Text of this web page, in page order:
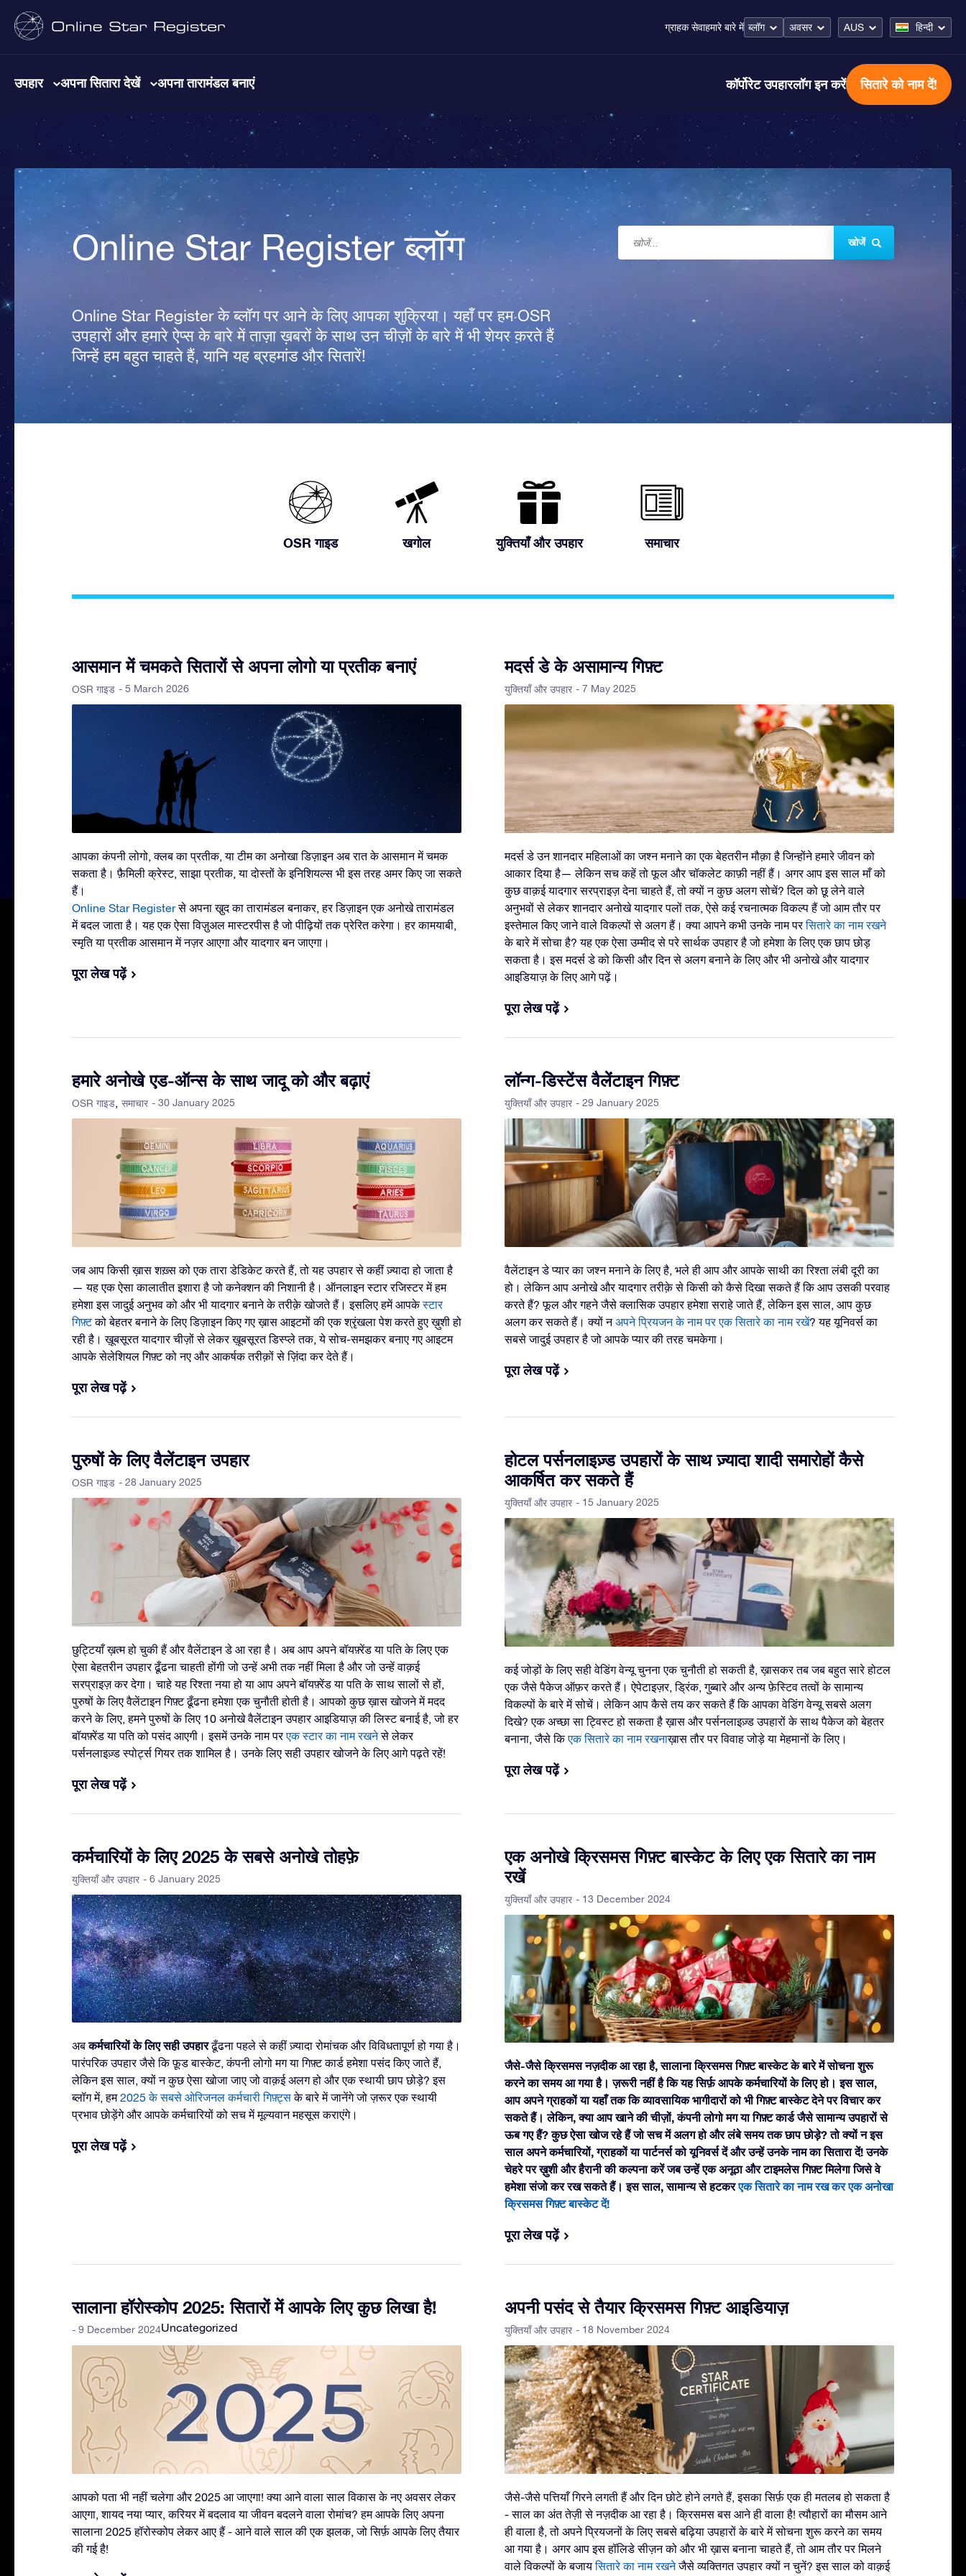
ग्राहक सेवाहमारे बारे में ब्लॉग अवसर AUS हिन्दी
उपहार अपना सितारा देखें अपना तारामंडल बनाएं कॉर्पोरेट उपहारलॉग इन करें सितारे को नाम दें!
Online Star Register ब्लॉग
Online Star Register के ब्लॉग पर आने के लिए आपका शुक्रिया। यहाँ पर हम OSR
उपहारों और हमारे ऐप्स के बारे में ताज़ा ख़बरों के साथ उन चीज़ों के बारे में भी शेयर करते हैं
जिन्हें हम बहुत चाहते हैं, यानि यह ब्रहमांड और सितारें!
खोजें
OSR गाइड खगोल युक्तियाँ और उपहार समाचार
आसमान में चमकते सितारों से अपना लोगो या प्रतीक बनाएं
OSR गाइड - 5 March 2026
आपका कंपनी लोगो, क्लब का प्रतीक, या टीम का अनोखा डिज़ाइन अब रात के आसमान में चमक
सकता है। फ़ैमिली क्रेस्ट, साझा प्रतीक, या दोस्तों के इनिशियल्स भी इस तरह अमर किए जा सकते
हैं।
Online Star Registerसे अपना खु़द का तारामंडल बनाकर, हर डिज़ाइन एक अनोखे तारामंडल
में बदल जाता है। यह एक ऐसा विज़ुअल मास्टरपीस है जो पीढ़ियों तक प्रेरित करेगा। हर कामयाबी,
स्मृति या प्रतीक आसमान में नज़र आएगा और यादगार बन जाएगा।
पूरा लेख पढ़ें
मदर्स डे के असामान्य गिफ़्ट
युक्तियाँ और उपहार - 7 May 2025
मदर्स डे उन शानदार महिलाओं का जश्न मनाने का एक बेहतरीन मौक़ा है जिन्होंने हमारे जीवन को
आकार दिया है— लेकिन सच कहें तो फूल और चॉकलेट काफ़ी नहीं हैं। अगर आप इस साल माँ को
कुछ वाक़ई यादगार सरप्राइज़ देना चाहते हैं, तो क्यों न कुछ अलग सोचें? दिल को छू लेने वाले
अनुभवों से लेकर शानदार अनोखे यादगार पलों तक, ऐसे कई रचनात्मक विकल्प हैं जो आम तौर पर
इस्तेमाल किए जाने वाले विकल्पों से अलग हैं। क्या आपने कभी उनके नाम परसितारे का नाम रखने
के बारे में सोचा है? यह एक ऐसा उम्मीद से परे सार्थक उपहार है जो हमेशा के लिए एक छाप छोड़
सकता है। इस मदर्स डे को किसी और दिन से अलग बनाने के लिए और भी अनोखे और यादगार
आइडियाज़ के लिए आगे पढ़ें।
पूरा लेख पढ़ें
हमारे अनोखे एड-ऑन्स के साथ जादू को और बढ़ाएं
OSR गाइड समाचार - 30 January 2025
जब आप किसी ख़ास शख़्स को एक तारा डेडिकेट करते हैं, तो यह उपहार से कहीं ज़्यादा हो जाता है
— यह एक ऐसा कालातीत इशारा है जो कनेक्शन की निशानी है। ऑनलाइन स्टार रजिस्टर में हम
हमेशा इस जादुई अनुभव को और भी यादगार बनाने के तरीक़े खोजते हैं। इसलिए हमें आपकेस्टार
गिफ़्टको बेहतर बनाने के लिए डिज़ाइन किए गए ख़ास आइटमों की एक श्रृंखला पेश करते हुए ख़ुशी हो
रही है। ख़ूबसूरत यादगार चीज़ों से लेकर ख़ूबसूरत डिस्प्ले तक, ये सोच-समझकर बनाए गए आइटम
आपके सेलेशियल गिफ़्ट को नए और आकर्षक तरीक़ों से ज़िंदा कर देते हैं।
पूरा लेख पढ़ें
लॉन्ग-डिस्टेंस वैलेंटाइन गिफ़्ट
युक्तियाँ और उपहार - 29 January 2025
वैलेंटाइन डे प्यार का जश्न मनाने के लिए है, भले ही आप और आपके साथी का रिश्ता लंबी दूरी का
हो। लेकिन आप अनोखे और यादगार तरीक़े से किसी को कैसे दिखा सकते हैं कि आप उसकी परवाह
करते हैं? फूल और गहने जैसे क्लासिक उपहार हमेशा सराहे जाते हैं, लेकिन इस साल, आप कुछ
अलग कर सकते हैं। क्यों नअपने प्रियजन के नाम पर एक सितारे का नाम रखें? यह यूनिवर्स का
सबसे जादुई उपहार है जो आपके प्यार की तरह चमकेगा।
पूरा लेख पढ़ें
पुरुषों के लिए वैलेंटाइन उपहार
OSR गाइड - 28 January 2025
छुट्टियाँ ख़त्म हो चुकी हैं और वैलेंटाइन डे आ रहा है। अब आप अपने बॉयफ़्रेंड या पति के लिए एक
ऐसा बेहतरीन उपहार ढूँढना चाहती होंगी जो उन्हें अभी तक नहीं मिला है और जो उन्हें वाक़ई
सरप्राइज़ कर देगा। चाहे यह रिश्ता नया हो या आप अपने बॉयफ़्रेंड या पति के साथ सालों से हों,
पुरुषों के लिए वैलेंटाइन गिफ़्ट ढूँढना हमेशा एक चुनौती होती है। आपको कुछ ख़ास खोजने में मदद
करने के लिए, हमने पुरुषों के लिए 10 अनोखे वैलेंटाइन उपहार आइडियाज़ की लिस्ट बनाई है, जो हर
बॉयफ़्रेंड या पति को पसंद आएगी। इसमें उनके नाम परएक स्टार का नाम रखनेसे लेकर
पर्सनलाइज़्ड स्पोर्ट्स गियर तक शामिल है। उनके लिए सही उपहार खोजने के लिए आगे पढ़ते रहें!
पूरा लेख पढ़ें
होटल पर्सनलाइज़्ड उपहारों के साथ ज़्यादा शादी समारोहों कैसे
आकर्षित कर सकते हैं
युक्तियाँ और उपहार - 15 January 2025
कई जोड़ों के लिए सही वेडिंग वेन्यू चुनना एक चुनौती हो सकती है, ख़ासकर तब जब बहुत सारे होटल
एक जैसे पैकेज ऑफ़र करते हैं। ऐपेटाइज़र, ड्रिंक, गुब्बारे और अन्य फ़ेस्टिव तत्वों के सामान्य
विकल्पों के बारे में सोचें। लेकिन आप कैसे तय कर सकते हैं कि आपका वेडिंग वेन्यू सबसे अलग
दिखे? एक अच्छा सा ट्विस्ट हो सकता है ख़ास और पर्सनलाइज़्ड उपहारों के साथ पैकेज को बेहतर
बनाना, जैसे किएक सितारे का नाम रखनाख़ास तौर पर विवाह जोड़े या मेहमानों के लिए।
पूरा लेख पढ़ें
कर्मचारियों के लिए 2025 के सबसे अनोखे तोहफ़े
युक्तियाँ और उपहार - 6 January 2025
अबकर्मचारियों के लिए सही उपहारढूँढना पहले से कहीं ज़्यादा रोमांचक और विविधतापूर्ण हो गया है।
पारंपरिक उपहार जैसे कि फ़ूड बास्केट, कंपनी लोगो मग या गिफ़्ट कार्ड हमेशा पसंद किए जाते हैं,
लेकिन इस साल, क्यों न कुछ ऐसा खोजा जाए जो वाक़ई अलग हो और एक स्थायी छाप छोड़े? इस
ब्लॉग में, हम2025 के सबसे ओरिजनल कर्मचारी गिफ़्ट्सके बारे में जानेंगे जो ज़रूर एक स्थायी
प्रभाव छोड़ेंगे और आपके कर्मचारियों को सच में मूल्यवान महसूस कराएंगे।
पूरा लेख पढ़ें
एक अनोखे क्रिसमस गिफ़्ट बास्केट के लिए एक सितारे का नाम
रखें
युक्तियाँ और उपहार - 13 December 2024
जैसे-जैसे क्रिसमस नज़दीक आ रहा है, सालाना क्रिसमस गिफ़्ट बास्केट के बारे में सोचना शुरू
करने का समय आ गया है। ज़रूरी नहीं है कि यह सिर्फ़ आपके कर्मचारियों के लिए हो। इस साल,
आप अपने ग्राहकों या यहाँ तक कि व्यावसायिक भागीदारों को भी गिफ़्ट बास्केट देने पर विचार कर
सकते हैं। लेकिन, क्या आप खाने की चीज़ों, कंपनी लोगो मग या गिफ़्ट कार्ड जैसे सामान्य उपहारों से
ऊब गए हैं? कुछ ऐसा खोज रहे हैं जो सच में अलग हो और लंबे समय तक छाप छोड़े? तो क्यों न इस
साल अपने कर्मचारियों, ग्राहकों या पार्टनर्स को यूनिवर्स दें और उन्हें उनके नाम का सितारा दें! उनके
चेहरे पर ख़ुशी और हैरानी की कल्पना करें जब उन्हें एक अनूठा और टाइमलेस गिफ़्ट मिलेगा जिसे वे
हमेशा संजो कर रख सकते हैं। इस साल, सामान्य से हटकरएक सितारे का नाम रख कर एक अनोखा
क्रिसमस गिफ़्ट बास्केट दें!
पूरा लेख पढ़ें
सालाना हॉरोस्कोप 2025: सितारों में आपके लिए कुछ लिखा है!
Uncategorized
- 9 December 2024
आपको पता भी नहीं चलेगा और 2025 आ जाएगा! क्या आने वाला साल विकास के नए अवसर लेकर
आएगा, शायद नया प्यार, करियर में बदलाव या जीवन बदलने वाला रोमांच? हम आपके लिए अपना
सालाना 2025 हॉरोस्कोप लेकर आए हैं - आने वाले साल की एक झलक, जो सिर्फ़ आपके लिए तैयार
की गई है!
अपनी पसंद से तैयार क्रिसमस गिफ़्ट आइडियाज़
युक्तियाँ और उपहार - 18 November 2024
जैसे-जैसे पत्तियाँ गिरने लगती हैं और दिन छोटे होने लगते हैं, इसका सिर्फ़ एक ही मतलब हो सकता है
- साल का अंत तेज़ी से नज़दीक आ रहा है। क्रिसमस बस आने ही वाला है! त्यौहारों का मौसम आने
ही वाला है, तो अपने प्रियजनों के लिए सबसे बढ़िया उपहारों के बारे में सोचना शुरू करने का समय
आ गया है। अगर आप इस हॉलिडे सीज़न को और भी ख़ास बनाना चाहते हैं, तो आम तौर पर मिलने
वाले विकल्पों के बजायसितारे का नाम रखनेजैसे व्यक्तिगत उपहार क्यों न चुनें? इस साल को वाक़ई